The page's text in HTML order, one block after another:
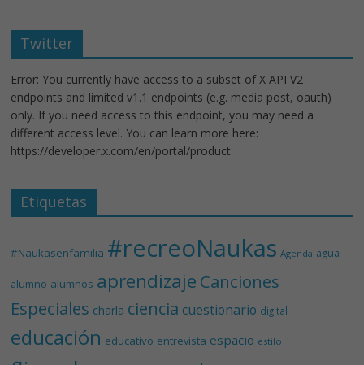
Twitter
Error: You currently have access to a subset of X API V2
endpoints and limited v1.1 endpoints (e.g. media post, oauth)
only. If you need access to this endpoint, you may need a
different access level. You can learn more here:
https://developer.x.com/en/portal/product
Etiquetas
#Naukasenfamilia #recreoNaukas Agenda agua
alumno alumnos aprendizaje Canciones
Especiales charla ciencia cuestionario digital
educación educativo entrevista espacio estilo